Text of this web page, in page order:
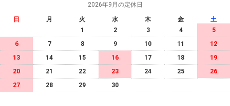
2026年9月の定休日
日 月 火 水 木 金
土
1
2 3 4
5
6
7 8 9 10 11
12
13
14 15 16 17 18
19
20
21 22 23 24 25
26
27
28 29 30